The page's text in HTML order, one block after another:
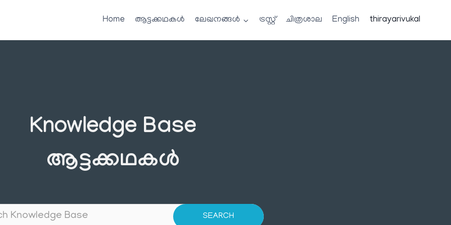
Home ആട്ടക്കഥകൾ ലേഖനങ്ങൾ ട്രസ്റ്റ് ചിത്രശാല English thirayarivukal
Knowledge Base
ആട്ടക്കഥകൾ